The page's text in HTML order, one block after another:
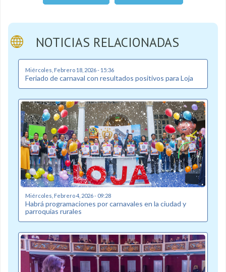
NOTICIAS RELACIONADAS
Miércoles, Febrero 18, 2026 - 15:36
Feriado de carnaval con resultados positivos para Loja
Miércoles, Febrero 4, 2026 - 09:28
Habrá programaciones por carnavales en la ciudad y
parroquias rurales